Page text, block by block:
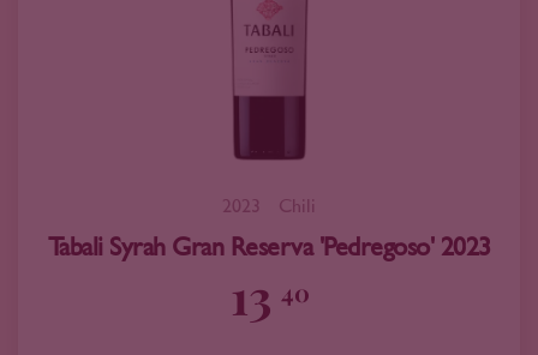
2023 Chili
Tabali Syrah Gran Reserva 'Pedregoso' 2023
13 40